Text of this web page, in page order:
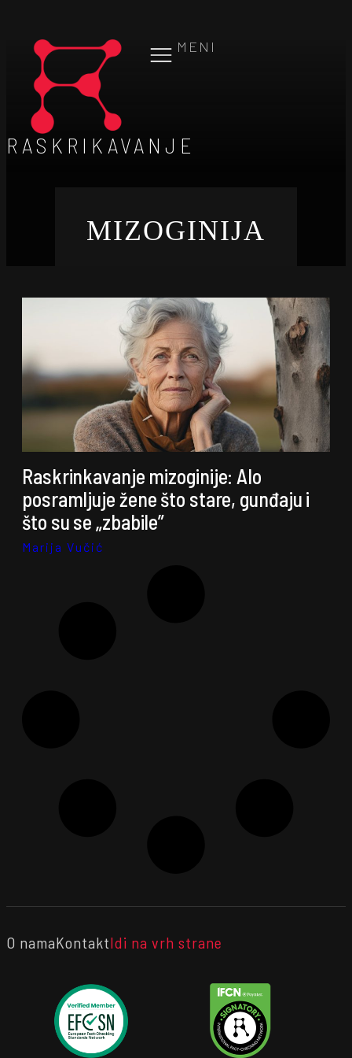
MENI
RASKRIKAVANJE
MIZOGINIJA
Raskrinkavanje mizoginije: Alo
posramljuje žene što stare, gunđaju i
što su se „zbabile”
Marija Vučić
O namaKontaktIdi na vrh strane